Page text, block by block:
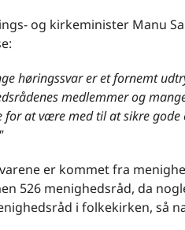
og kirkeminister Manu
høringssvar er et fornemt
medlemmer og
for at være med til at sikre
er kommet fra
526 menighedsråd, da
i folkekirken, så